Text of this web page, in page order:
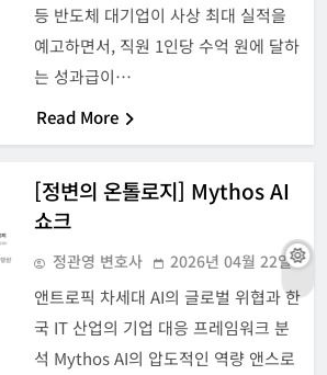
등 반도체 대기업이 사상 최대 실적을
예고하면서, 직원 1인당 수억 원에 달하
는 성과급이…
Read More
[정변의 온톨로지] Mythos AI
쇼크
정관영 변호사 2026년 04월 22일
앤트로픽 차세대 AI의 글로벌 위협과 한
국 IT 산업의 기업 대응 프레임워크 분
석 Mythos AI의 압도적인 역량 앤스로